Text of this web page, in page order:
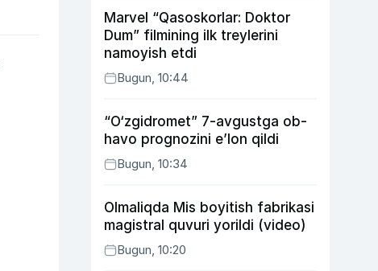
Marvel “Qasoskorlar: Doktor
Dum” filmining ilk treylerini
namoyish etdi
Bugun, 10:44
“O‘zgidromet” 7-avgustga ob-
havo prognozini e’lon qildi
Bugun, 10:34
Olmaliqda Mis boyitish fabrikasi
magistral quvuri yorildi (video)
Bugun, 10:20